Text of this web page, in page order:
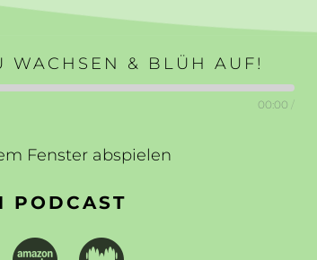
WACHSEN & BLÜH AUF!
00:00 /
Fenster abspielen
PODCAST